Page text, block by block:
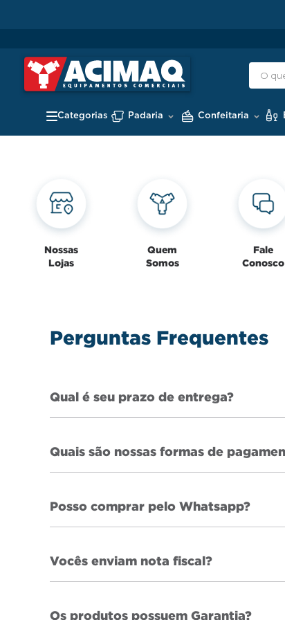
Padaria Confeitaria
Nossas
Lojas
Quem
Somos
Fale
Conosco
Perguntas Frequentes
Qual é seu prazo de entrega?
Quais são nossas formas de
Posso comprar pelo Whatsapp?
Vocês enviam nota fiscal?
Os produtos possuem Garantia?